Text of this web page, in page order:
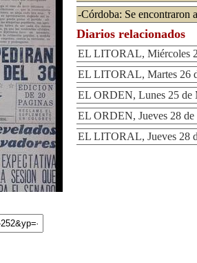
-Córdoba: Se encontraron
Diarios relacionados
EL LITORAL, Miércoles
EL LITORAL, Martes 26
EL ORDEN, Lunes 25 de
EL ORDEN, Jueves 28
EL LITORAL, Jueves 28